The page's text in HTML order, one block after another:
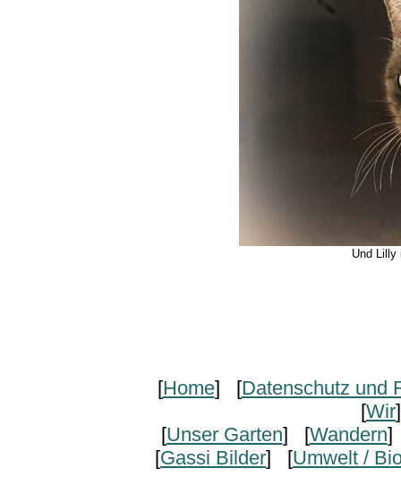
Und Lilly
[Home] [Datenschutz und
[Wir
[Unser Garten] [Wandern]
[Gassi Bilder] [Umwelt /